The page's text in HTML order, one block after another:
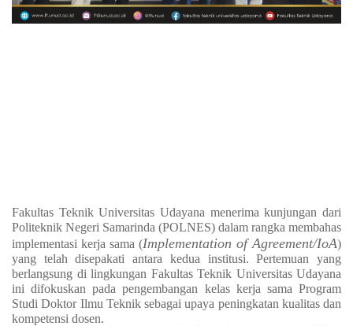
Fakultas Teknik Universitas Udayana menerima kunjungan dari
Politeknik Negeri Samarinda (POLNES) dalam rangka membahas
implementasi kerja sama (Implementation of Agreement/IoA)
yang telah disepakati antara kedua institusi. Pertemuan yang
berlangsung di lingkungan Fakultas Teknik Universitas Udayana
ini difokuskan pada pengembangan kelas kerja sama Program
Studi Doktor Ilmu Teknik sebagai upaya peningkatan kualitas dan
kompetensi dosen.